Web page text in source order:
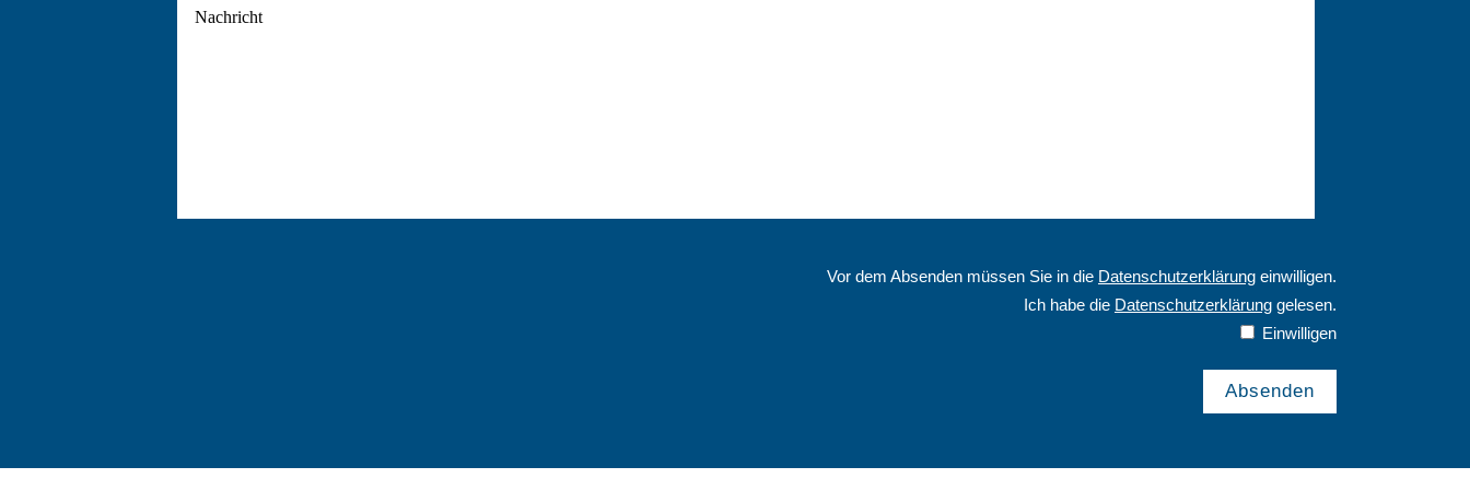
Vor dem Absenden müssen Sie in die Datenschutzerklärung einwilligen.
Ich habe die Datenschutzerklärung gelesen.
Einwilligen